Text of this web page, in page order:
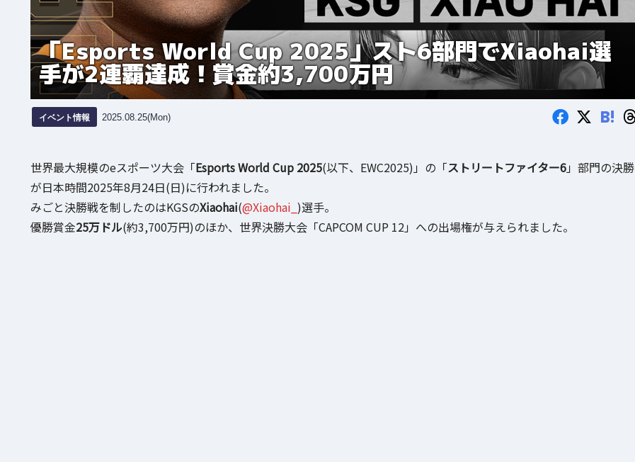
「Esports World Cup 2025」スト6部門でXiaohai選
手が2連覇達成！賞金約3,700万円
イベント情報 2025.08.25(Mon) B!
世界最大規模のeスポーツ大会「Esports World Cup 2025(以下、EWC2025)」の「ストリートファイター6」部門の決勝
が日本時間2025年8月24日(日)に行われました。
みごと決勝戦を制したのはKGSのXiaohai(@Xiaohai_ )選手。
優勝賞金25万ドル(約3,700万円)のほか、世界決勝大会「CAPCOM CUP 12」への出場権が与えられました。